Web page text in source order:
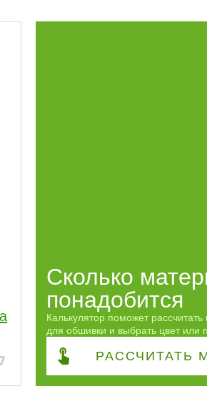
Сколько
понадобится
Калькулятор поможет
для обшивки и выбрать цвет или
РАССЧИТАТЬ